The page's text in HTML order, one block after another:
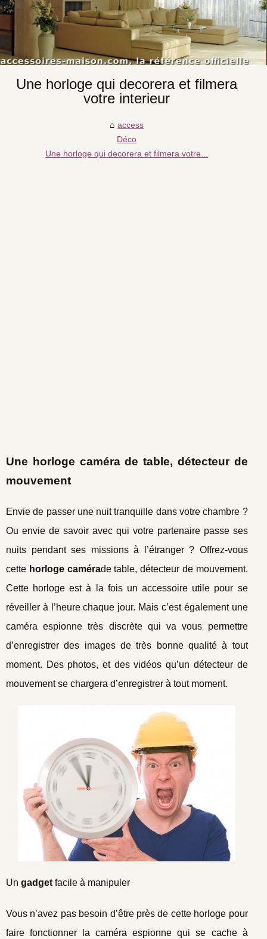
Une horloge qui decorera et filmera
votre interieur
access
Déco
Une horloge qui decorera et filmera votre...
Une horloge caméra de table, détecteur de
mouvement
Envie de passer une nuit tranquille dans votre chambre ?
Ou envie de savoir avec qui votre partenaire passe ses
nuits pendant ses missions à l’étranger ? Offrez-vous
cette horloge camérade table, détecteur de mouvement.
Cette horloge est à la fois un accessoire utile pour se
réveiller à l’heure chaque jour. Mais c’est également une
caméra espionne très discrète qui va vous permettre
d’enregistrer des images de très bonne qualité à tout
moment. Des photos, et des vidéos qu’un détecteur de
mouvement se chargera d’enregistrer à tout moment.
Un gadget facile à manipuler
Vous n’avez pas besoin d’être près de cette horloge pour
faire fonctionner la caméra espionne qui se cache à